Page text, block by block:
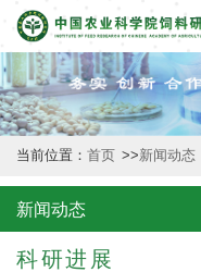
首
页
本
所
概
当前位置： 首页 >>新闻动态
新闻动态
科研进展